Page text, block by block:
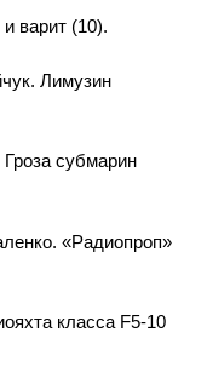
варит (10).
Лимузин
субмарин
«Радиопроп»
класса F5-10